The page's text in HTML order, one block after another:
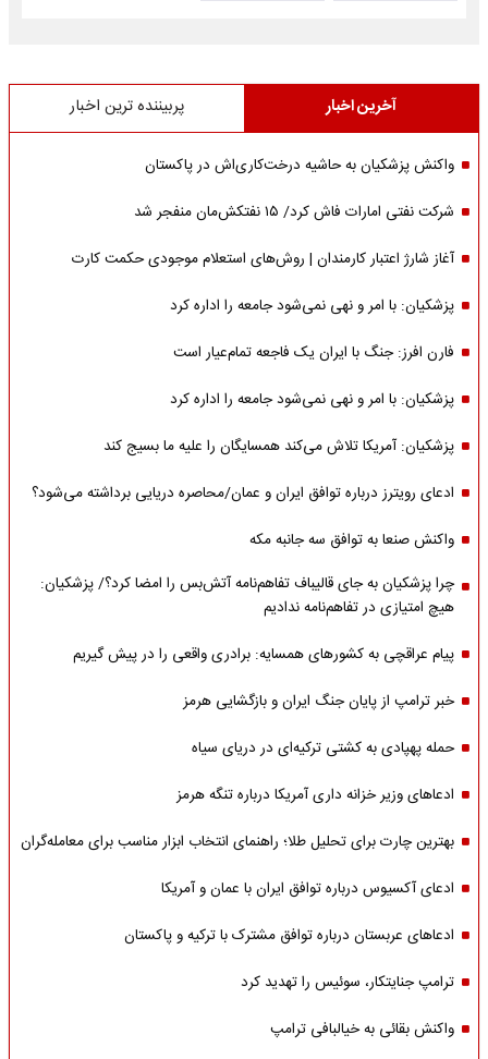
آخرین اخبار پربیننده ترین اخبار
واکنش پزشکیان به حاشیه درخت‌کاری‌اش در پاکستان
شرکت نفتی امارات فاش کرد/ ۱۵ نفتکش‌مان منفجر شد
آغاز شارژ اعتبار کارمندان | روش‌های استعلام موجودی حکمت کارت
پزشکیان: با امر و نهی نمی‌شود جامعه را اداره کرد
فارن افرز: جنگ با ایران یک فاجعه تمام‌عیار است
پزشکیان: با امر و نهی نمی‌شود جامعه را اداره کرد
پزشکیان: آمریکا تلاش می‌کند همسایگان را علیه ما بسیج کند
ادعای رویترز درباره توافق ایران و عمان/محاصره دریایی برداشته می‌شود؟
واکنش صنعا به توافق سه جانبه مکه
چرا پزشکیان به جای قالیباف تفاهم‌نامه آتش‌بس را امضا کرد؟/ پزشکیان:
هیچ امتیازی در تفاهم‌نامه ندادیم
پیام عراقچی به کشورهای همسایه: برادری واقعی را در پیش گیریم
خبر ترامپ از پایان جنگ ایران و بازگشایی هرمز
حمله پهپادی به کشتی ترکیه‌ای در دریای سیاه
ادعاهای وزیر خزانه داری آمریکا درباره تنگه هرمز
بهترین چارت برای تحلیل طلا؛ راهنمای انتخاب ابزار مناسب برای معامله‌گران
ادعای آکسیوس درباره توافق ایران با عمان و آمریکا
ادعاهای عربستان درباره توافق مشترک با ترکیه و پاکستان
ترامپ جنایتکار، سوئیس را تهدید کرد
واکنش بقائی به خیالبافی ترامپ